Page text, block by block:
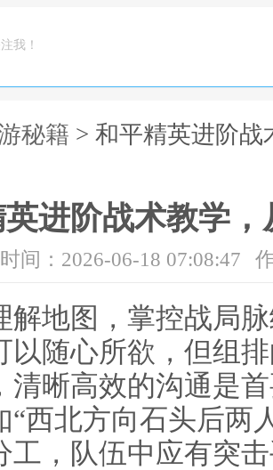
我！
秘籍 > 和平精英进阶
进阶战术教学
时间：2026-06-18 07:08:47
解地图，掌控战局
以随心所欲，但组
清晰高效的沟通是
“西北方向石头后两
工，队伍中应有突